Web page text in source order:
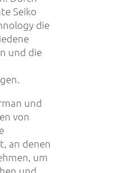
Seiko
die
und die
und
von
an denen
um
und